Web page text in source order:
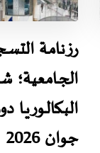
رزنامـة
الجـامعية؛
البـكالـوريـا
جوان 2026